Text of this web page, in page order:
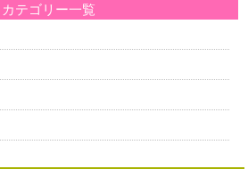
カテゴリー一覧